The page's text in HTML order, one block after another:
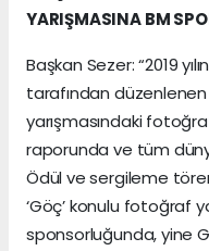
YARIŞMASINA BM
Başkan Sezer: “2019
tarafından
yarışmasındaki
raporunda ve tüm
Ödül ve sergileme
‘Göç’ konulu fotoğraf
sponsorluğunda, yine